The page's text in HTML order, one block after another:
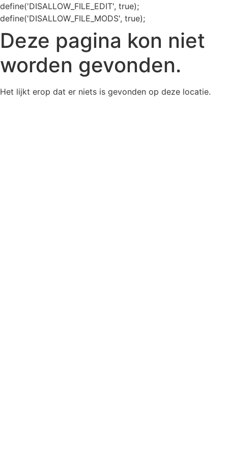
define('DISALLOW_FILE_EDIT', true);
define('DISALLOW_FILE_MODS', true);Ga
de
Deze pagina kon niet
worden gevonden.
Het lijkt erop dat er niets is gevonden op deze locatie.